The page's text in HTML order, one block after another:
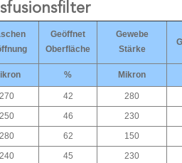
Geöffnet
Oberfläche
Gewebe
Stärke
% Mikron
270 42 280
250 46 230
280 62 150
240 45 230